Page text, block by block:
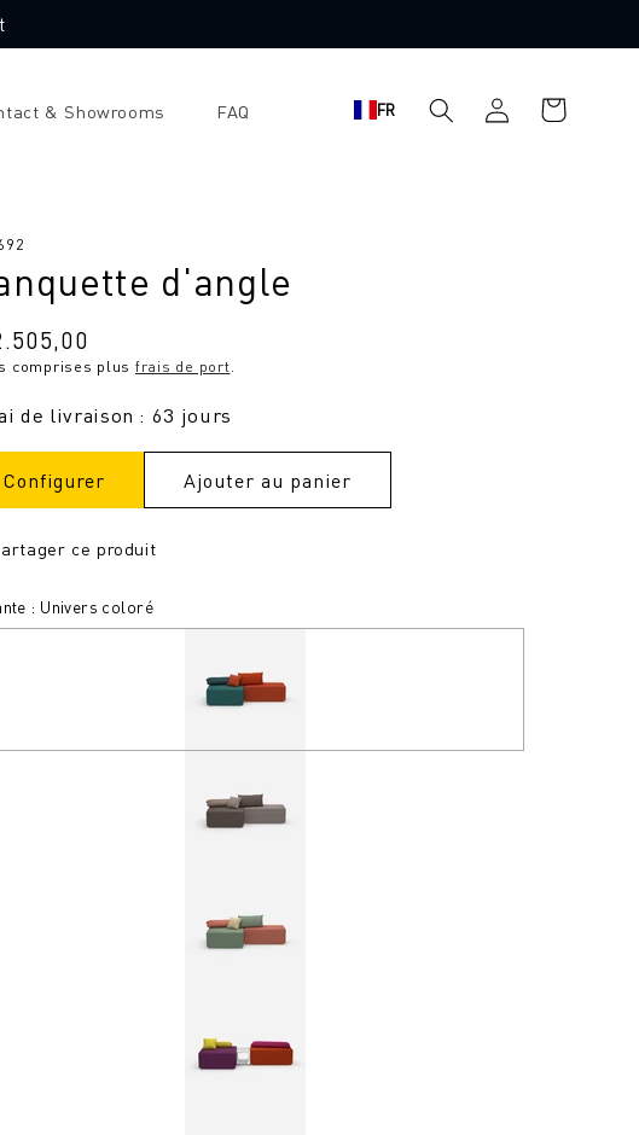
& Showrooms FAQ FR
connecter
Panier
d'achat
d'angle
comprises plus frais de port.
de livraison : 63 jours
Configurer Ajouter au panier
ce produit
: Univers coloré